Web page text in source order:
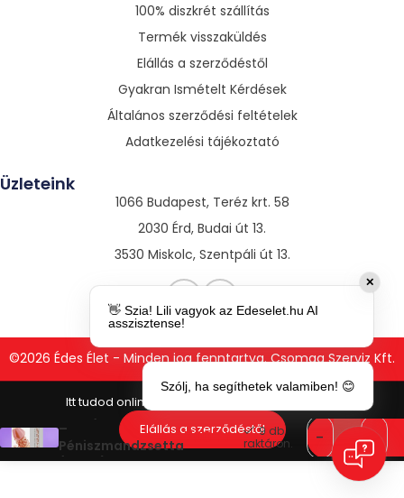
100% diszkrét szállítás
Termék visszaküldés
Elállás a szerződéstől
Gyakran Ismételt Kérdések
Általános szerződési feltételek
Adatkezelési tájékoztató
Üzleteink
1066 Budapest, Teréz krt. 58
2030 Érd, Budai út 13.
3530 Miskolc, Szentpáli út 13.
©2026 Édes Élet - Minden jog fenntartva. Csomag Szerviz Kft.
Pretty Love Matias
–
Péniszmandzsetta
(natúr)
790Ft
9 db
raktáron.
Elállás a szerződéstől
✕
👋 Szia! Lili vagyok az Edeselet.hu AI
asszisztense!
Szólj, ha segíthetek valamiben! 😊